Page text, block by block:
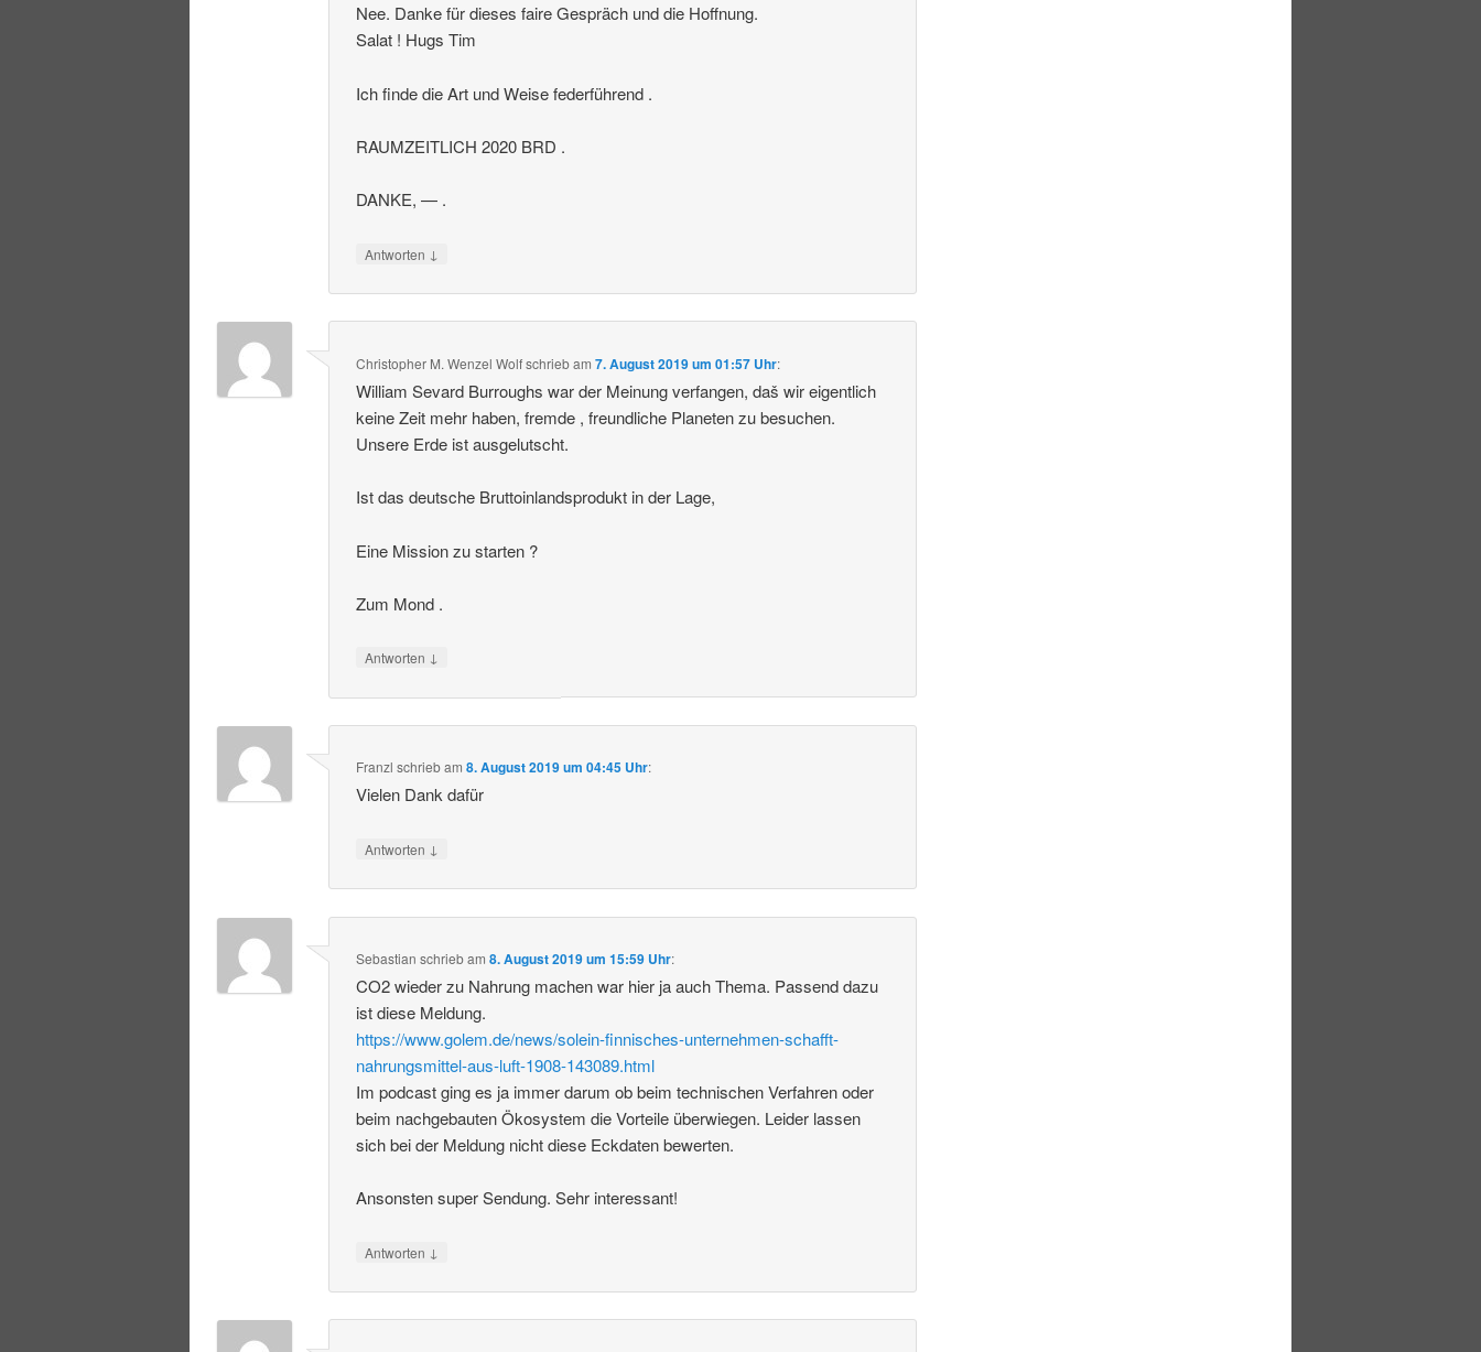
Nee. Danke für dieses faire Gespräch und die Hoffnung.
Salat ! Hugs Tim
Ich finde die Art und Weise federführend .
RAUMZEITLICH 2020 BRD .
DANKE, — .
Antworten ↓
Christopher M. Wenzel Wolfschriebam7. August 2019 um 01:57 Uhr:
William Sevard Burroughs war der Meinung verfangen, daš wir eigentlich
keine Zeit mehr haben, fremde , freundliche Planeten zu besuchen.
Unsere Erde ist ausgelutscht.
Ist das deutsche Bruttoinlandsprodukt in der Lage,
Eine Mission zu starten ?
Zum Mond .
Antworten ↓
Franzl schriebam8. August 2019 um 04:45 Uhr:
Vielen Dank dafür
Antworten ↓
Sebastian schriebam8. August 2019 um 15:59 Uhr:
CO2 wieder zu Nahrung machen war hier ja auch Thema. Passend dazu
ist diese Meldung.
https://www.golem.de/news/solein-finnisches-unternehmen-schafft-
nahrungsmittel-aus-luft-1908-143089.html
Im podcast ging es ja immer darum ob beim technischen Verfahren oder
beim nachgebauten Ökosystem die Vorteile überwiegen. Leider lassen
sich bei der Meldung nicht diese Eckdaten bewerten.
Ansonsten super Sendung. Sehr interessant!
Antworten ↓